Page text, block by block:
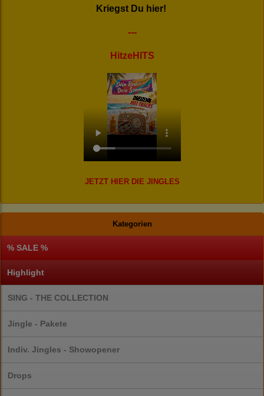
Kriegst Du hier!
---
HitzeHITS
JETZT HIER DIE JINGLES
Kategorien
% SALE %
Highlight
SING - THE COLLECTION
Jingle - Pakete
Indiv. Jingles - Showopener
Drops